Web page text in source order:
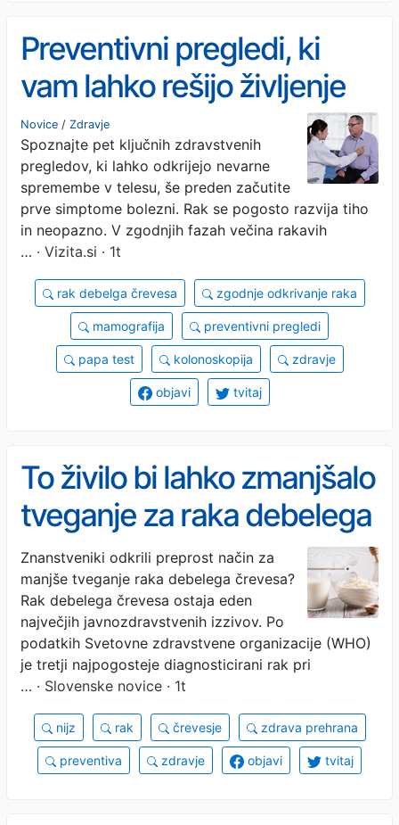
Preventivni pregledi, ki
vam lahko rešijo življenje
Novice / Zdravje
Spoznajte pet ključnih zdravstvenih
pregledov, ki lahko odkrijejo nevarne
spremembe v telesu, še preden začutite
prve simptome bolezni. Rak se pogosto razvija tiho
in neopazno. V zgodnjih fazah večina rakavih
… · Vizita.si · 1t
rak debelga črevesa zgodnje odkrivanje raka
mamografija preventivni pregledi
papa test kolonoskopija zdravje
objavi tvitaj
To živilo bi lahko zmanjšalo
tveganje za raka debelega
črevesa, kaže velika
raziskava
Znanstveniki odkrili preprost način za
manjše tveganje raka debelega črevesa?
Rak debelega črevesa ostaja eden
največjih javnozdravstvenih izzivov. Po
podatkih Svetovne zdravstvene organizacije (WHO)
je tretji najpogosteje diagnosticirani rak pri
… · Slovenske novice · 1t
nijz rak črevesje zdrava prehrana
preventiva zdravje objavi tvitaj